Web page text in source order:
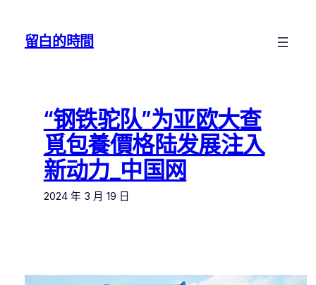
留白的時間
“钢铁驼队”为亚欧大查
覓包養價格陆发展注入
新动力_中国网
2024 年 3 月 19 日